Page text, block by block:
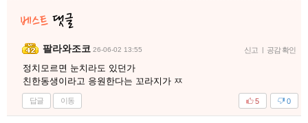
팔라와조코 26-06-02 13:55 신고 | 공감 확인
정치모르면 눈치라도 있던가
친한동생이라고 응원한다는 꼬라지가 ㅉ
답글 이동 0
5